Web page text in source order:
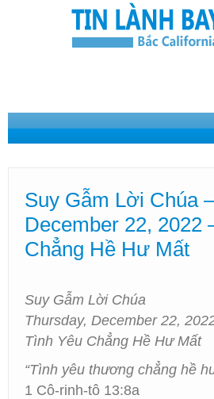
Home
Phát Thanh Tin Lành Bay
Các Hội Thánh Bắc
Suy Gẫm Lời Chúa
December 22, 2022
Chẳng Hề Hư Mất
Suy Gẫm Lời Chúa
Thursday, December 22,
Tình Yêu Chẳng Hề Hư Mất
“Tình yêu thương chẳng hề
1 Cô-rinh-tô 13:8a